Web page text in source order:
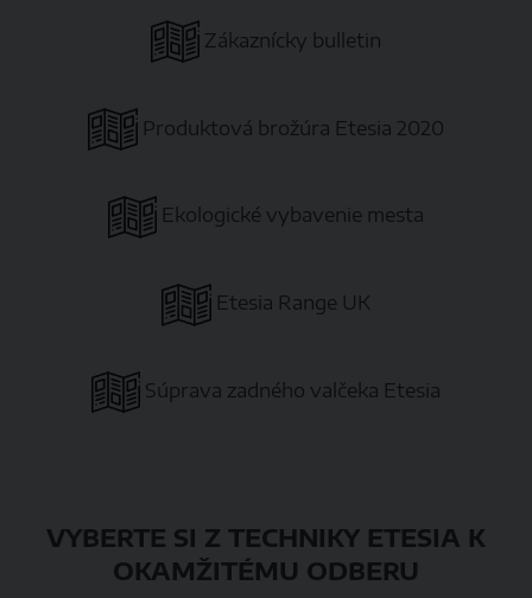
Zákaznícky bulletin
Produktová brožúra Etesia 2020
Ekologické vybavenie mesta
Etesia Range UK
Súprava zadného valčeka Etesia
VYBERTE SI Z TECHNIKY ETESIA K
OKAMŽITÉMU ODBERU